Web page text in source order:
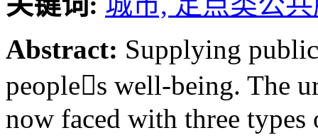
Abstract: Supplying
peoples well-being. The
now faced with three